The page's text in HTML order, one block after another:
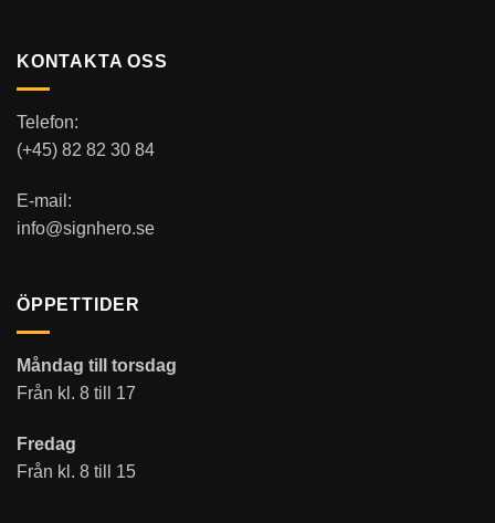
KONTAKTA OSS
Telefon:
(+45) 82 82 30 84
E-mail:
info@signhero.se
ÖPPETTIDER
Måndag till torsdag
Från kl. 8 till 17
Fredag
Från kl. 8 till 15